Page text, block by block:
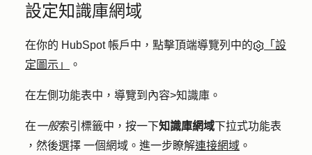
設定知識庫網域
在你的 HubSpot 帳戶中，點擊頂端導覽列中的
「設
定圖示」
。
在左側功能表中，導覽到 內容>知識庫 。
在一般索引標籤中，按一下知識庫網域下拉式功能表
，然後選擇 一個網域 。進一步瞭解連接網域 。